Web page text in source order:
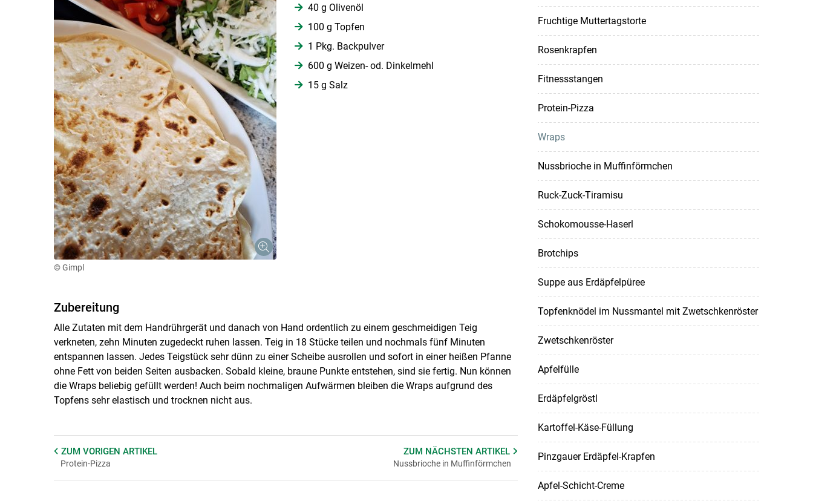
© Gimpl
40 g Olivenöl
100 g Topfen
1 Pkg. Backpulver
600 g Weizen- od. Dinkelmehl
15 g Salz
Zubereitung
Alle Zutaten mit dem Handrührgerät und danach von Hand ordentlich zu einem geschmeidigen Teig
verkneten, zehn Minuten zugedeckt ruhen lassen. Teig in 18 Stücke teilen und nochmals fünf Minuten
entspannen lassen. Jedes Teigstück sehr dünn zu einer Scheibe ausrollen und sofort in einer heißen Pfanne
ohne Fett von beiden Seiten ausbacken. Sobald kleine, braune Punkte entstehen, sind sie fertig. Nun können
die Wraps beliebig gefüllt werden! Auch beim nochmaligen Aufwärmen bleiben die Wraps aufgrund des
Topfens sehr elastisch und trocknen nicht aus.
ZUM VORIGEN ARTIKEL
Protein-Pizza
ZUM NÄCHSTENARTIKEL
Nussbrioche in Muffinförmchen
Fruchtige Muttertagstorte
Rosenkrapfen
Fitnessstangen
Protein-Pizza
Wraps
Nussbrioche in Muffinförmchen
Ruck-Zuck-Tiramisu
Schokomousse-Haserl
Brotchips
Suppe aus Erdäpfelpüree
Topfenknödel im Nussmantel mit Zwetschkenröster
Zwetschkenröster
Apfelfülle
Erdäpfelgröstl
Kartoffel-Käse-Füllung
Pinzgauer Erdäpfel-Krapfen
Apfel-Schicht-Creme